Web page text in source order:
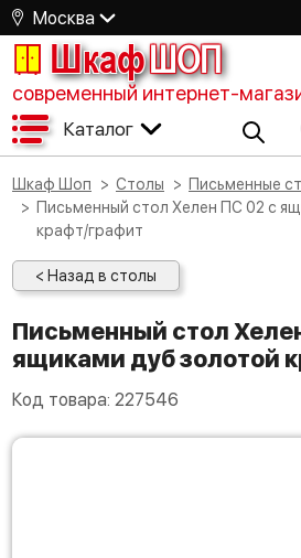
Москва
ШкафШОП
современный интернет-
Каталог
Шкаф Шоп Столы
Письменные
Письменный стол Хелен ПС 02 с ящиками дуб золотой
крафт/графит
< Назад в столы
Письменный стол Хелен ПС 02 с
ящиками дуб золотой
Код товара: 227546